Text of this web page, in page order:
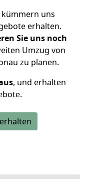
kümmern uns
erhalten.
Sie uns noch
Umzug von
zu planen.
, und erhalten